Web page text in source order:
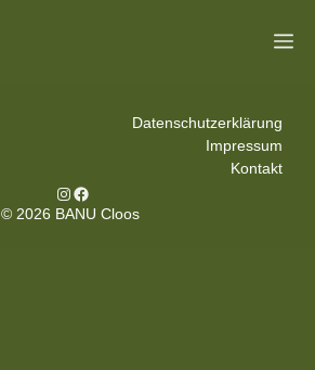
Datenschutzerklärung
Impressum
Kontakt
Instagram
Facebook
© 2026 BANU Cloos